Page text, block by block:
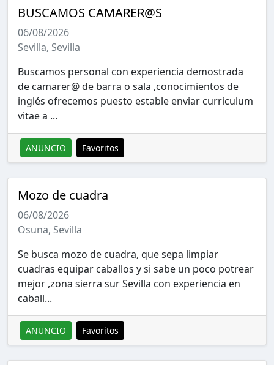
BUSCAMOS CAMARER@S
06/08/2026
Sevilla, Sevilla
Buscamos personal con experiencia demostrada
de camarer@ de barra o sala ,conocimientos de
inglés ofrecemos puesto estable enviar curriculum
vitae a ...
ANUNCIO Favoritos
Mozo de cuadra
06/08/2026
Osuna, Sevilla
Se busca mozo de cuadra, que sepa limpiar
cuadras equipar caballos y si sabe un poco potrear
mejor ,zona sierra sur Sevilla con experiencia en
caball...
ANUNCIO Favoritos